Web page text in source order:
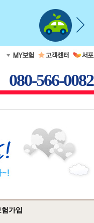
080-566-0082
가입